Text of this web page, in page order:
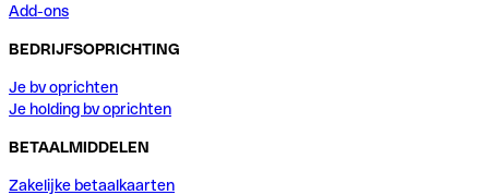
Add-ons
BEDRIJFSOPRICHTING
Je bv oprichten
Je holding bv oprichten
BETAALMIDDELEN
Zakelijke betaalkaarten